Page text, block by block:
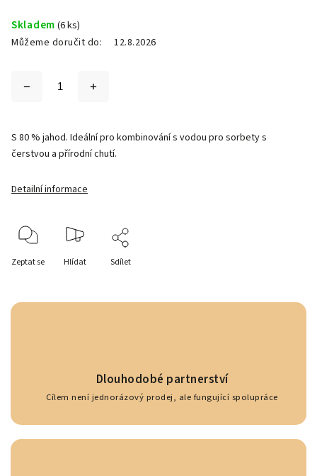
Skladem (6 ks)
Můžeme doručit do:
12.8.2026
S 80 % jahod. Ideální pro kombinování s vodou pro sorbety s
čerstvou a přírodní chutí.
Detailní informace
Zeptat se Hlídat Sdílet
Dlouhodobé partnerství
Cílem není jednorázový prodej, ale fungující spolupráce